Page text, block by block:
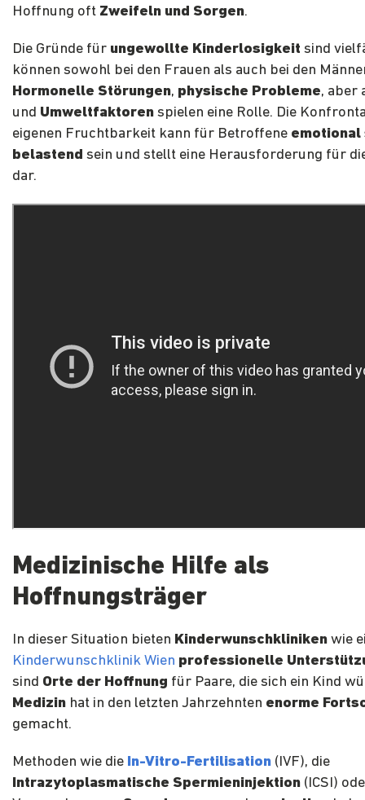
Hoffnung oft Zweifeln und Sorgen.
Die Gründe für ungewollte Kinderlosigkeit sind
können sowohl bei den Frauen als auch bei den
Hormonelle Störungen, physische Probleme, aber
und Umweltfaktoren spielen eine Rolle. Die
eigenen Fruchtbarkeit kann für Betroffene emotional
belastend sein und stellt eine Herausforderung für
dar.
Medizinische Hilfe als
Hoffnungsträger
In dieser Situation bieten Kinderwunschkliniken wie
Kinderwunschklinik Wien professionelle
sind Orte der Hoffnung für Paare, die sich ein Kind
Medizin hat in den letzten Jahrzehnten enorme
gemacht.
Methoden wie die In-Vitro-Fertilisation (IVF), die
Intrazytoplasmatische Spermieninjektion (ICSI)